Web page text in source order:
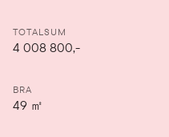
TOTALSUM
4 008 800,-
BRA
49 ㎡